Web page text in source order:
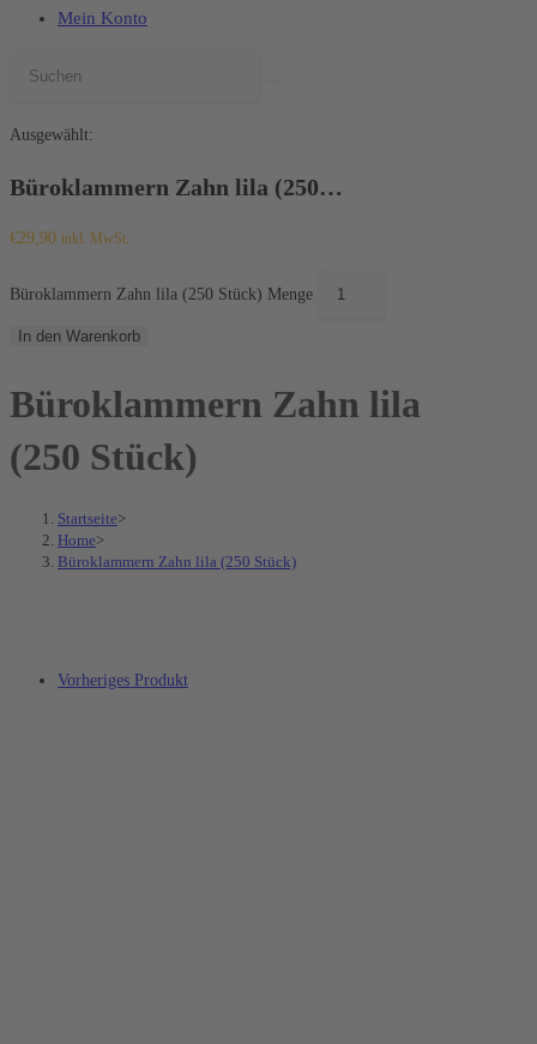
Mein Konto
Ausgewählt:
Büroklammern Zahn lila (250…
€29,90 inkl. MwSt.
Büroklammern Zahn lila (250 Stück) Menge
In den Warenkorb
Büroklammern Zahn lila
(250 Stück)
Startseite>
Home>
Büroklammern Zahn lila (250 Stück)
Vorheriges Produkt